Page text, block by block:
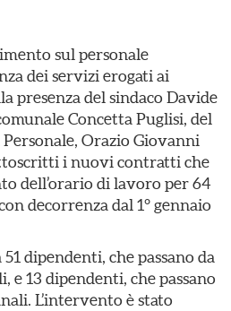
sul personale
dei servizi erogati ai
presenza del sindaco Davide
Concetta Puglisi, del
Orazio Giovanni
i nuovi contratti che
dell’orario di lavoro per 64
decorrenza dal 1° gennaio
dipendenti, che passano da
e 13 dipendenti, che passano
L’intervento è stato